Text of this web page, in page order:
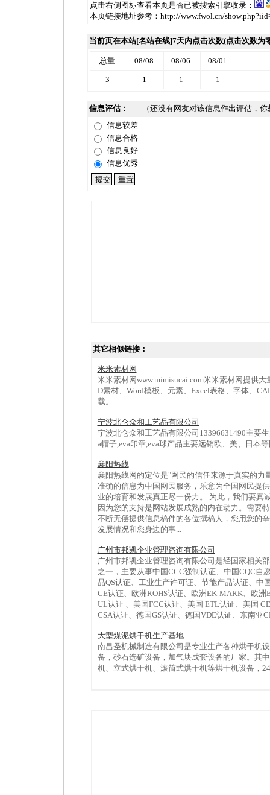
点击右侧图标查看本页是否已被搜索引擎收录：
本页链接地址参考：http://www.fwol.cn/
当前页在本站[名站在线]7天内点击次数(点击次数为
总量 08/08 08/06 08/01
3 1 1 1
信息评估：
（还没有网友对该信息作出评估，
信息较差
信息合格
信息良好
信息优秀
其它相似链接：
米米素材网
米米素材网www.mimisucai.com米米素材网提供大
D素材、Word模板、元素、Excel表格、字体、
载。
宁波北仑众和工艺品有限公司
宁波北仑众和工艺品有限公司13396631490主要
a帽子,eva印章,eva球产品主要远销欧、美、日本
襄阳热线
襄阳热线网的定位是"网民的信任来源于真实的力
准确的信息为中国网民服务，乐意为全国网民提
业的培育和发展真正尽一份力。 为此，我们要真
因为您的支持是网站发展成熟的内在动力。需要
不断无偿提供信息稿件的各位撰稿人，您用您的
发展情况和您身边的事...
广州市邦凯企业管理咨询有限公司
广州市邦凯企业管理咨询有限公司是经国家相关
之一，主要从事中国CCC强制认证、中国CQC自
品QS认证、工业生产许可证、节能产品认证、中
CE认证、欧洲ROHS认证、欧洲EK-MARK、欧
UL认证 、美国FCC认证、美国 ETL认证、美国
CSA认证、德国GS认证、德国VDE认证、东南亚
大型煤泥烘干机生产基地
南昌圣机械制造有限公司是专业生产各种烘干机
备，砂石选矿设备，加气块成套设备的厂家。其
机、立式烘干机、滚筒式烘干机等烘干机设备，